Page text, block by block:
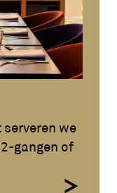
we
gangen of